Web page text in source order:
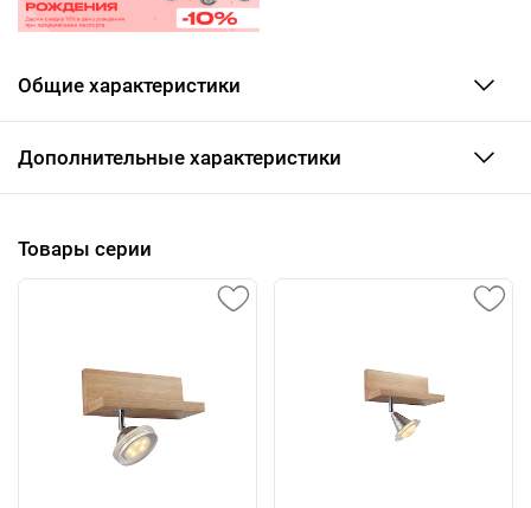
Общие характеристики
Дополнительные характеристики
Товары серии